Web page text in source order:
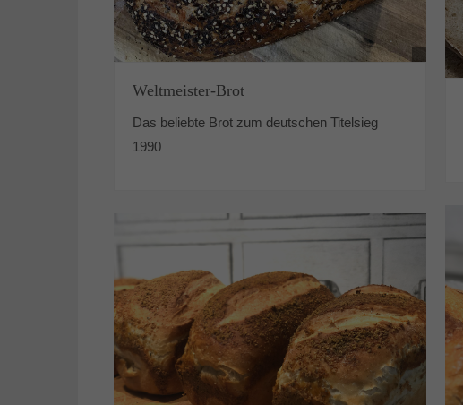
Weltmeister-Brot
Das beliebte Brot zum deutschen Titelsieg
1990